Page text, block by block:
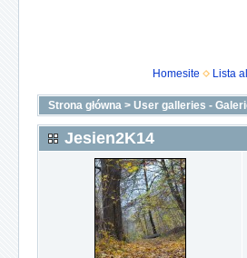
Homesite
Lista
Strona główna > User galleries -
Jesien2K14